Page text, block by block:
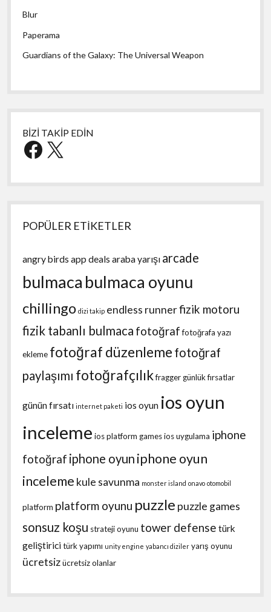
Blur
Paperama
Guardians of the Galaxy: The Universal Weapon
BİZİ TAKİP EDİN
Facebook
X
POPÜLER ETİKETLER
angry birds app deals araba yarışı arcade
bulmaca bulmaca oyunu
chillingo dizi takip endless runnerfizik motoru
fizik tabanlı bulmaca fotoğraf fotoğrafa yazı
ekleme fotoğraf düzenleme fotoğraf
paylaşımı fotoğrafçılıkfraggergünlük fırsatlar
günün fırsatı internet paketi ios oyun ios oyun
inceleme ios platform gamesios uygulama iphone
fotoğraf iphone oyun iphone oyun
inceleme kule savunma monster island onavo otomobil
platform platform oyunu puzzle puzzle games
sonsuz koşu strateji oyunu tower defense türk
geliştiricitürk yapımı unity engine yabancı diziler yarış oyunu
ücretsizücretsiz olanlar